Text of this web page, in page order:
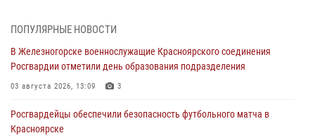
04 августа 2026, 09:57
Сотрудники Росгвардии обеспечили общественный порядок во
время проведения экстремального заплыва в Дудинке
04 августа 2026, 08:36 1
В Красноярске сотрудники Росгвардии задержали подозреваемого
в серии краж из супермаркета
ПОПУЛЯРНЫЕ НОВОСТИ
В Железногорске военнослужащие Красноярского соединения
Росгвардии отметили день образования подразделения
03 августа 2026, 13:09 3
Росгвардейцы обеспечили безопасность футбольного матча в
Красноярске